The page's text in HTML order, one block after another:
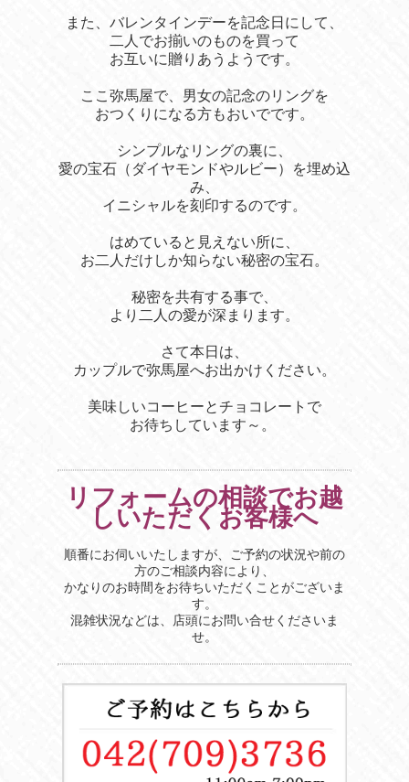
また、 バレンタインデーを記念日にして、
二人でお揃いのものを買って
お互いに贈りあうようです。
ここ弥馬屋で、男女の記念のリングを
おつくりになる方もおいでです。
シンプルなリングの裏に、
愛の宝石（ダイヤモンドやルビー）を埋め込
み、
イニシャルを刻印するのです。
はめていると見えない所に、
お二人だけしか知らない秘密の宝石。
秘密を共有する事で、
より二人の愛が深まります。
さて本日は、
カップルで弥馬屋へお出かけください。
美味しいコーヒーとチョコレートで
お待ちしています～。
リフォームの相談でお越
しいただくお客様へ
順番にお伺いいたしますが、ご予約の状況や前の
方のご相談内容により、
かなりのお時間をお待ちいただくことがございま
す。
混雑状況などは、店頭にお問い合せくださいま
せ。